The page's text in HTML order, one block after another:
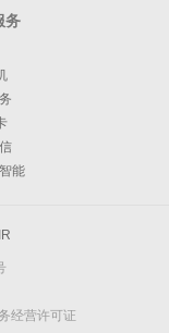
务
能
经营许可证